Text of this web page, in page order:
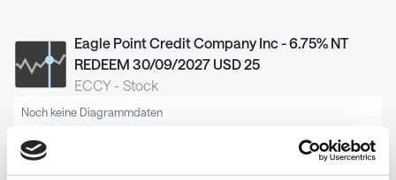
Eagle Point Credit Company Inc - 6.75% NT
REDEEM 30/09/2027 USD 25
ECCY- Stock
Noch keine Diagrammdaten